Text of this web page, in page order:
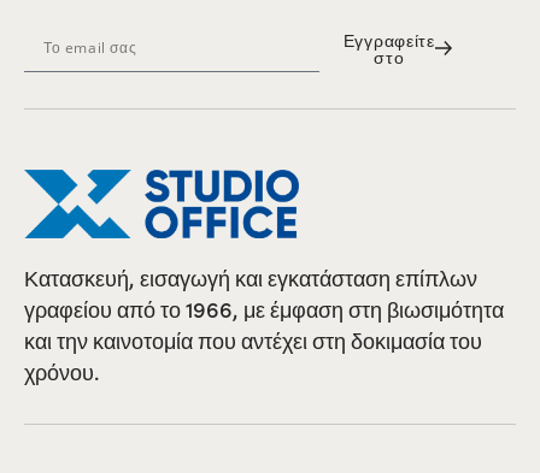
Εγγραφείτε
στο
Κατασκευή, εισαγωγή και εγκατάσταση επίπλων
γραφείου από το 1966, με έμφαση στη βιωσιμότητα
και την καινοτομία που αντέχει στη δοκιμασία του
χρόνου.